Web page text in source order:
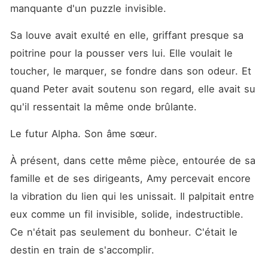
manquante d'un puzzle invisible.
Sa louve avait exulté en elle, griffant presque sa
poitrine pour la pousser vers lui. Elle voulait le
toucher, le marquer, se fondre dans son odeur. Et
quand Peter avait soutenu son regard, elle avait su
qu'il ressentait la même onde brûlante.
Le futur Alpha. Son âme sœur.
À présent, dans cette même pièce, entourée de sa
famille et de ses dirigeants, Amy percevait encore
la vibration du lien qui les unissait. Il palpitait entre
eux comme un fil invisible, solide, indestructible.
Ce n'était pas seulement du bonheur. C'était le
destin en train de s'accomplir.